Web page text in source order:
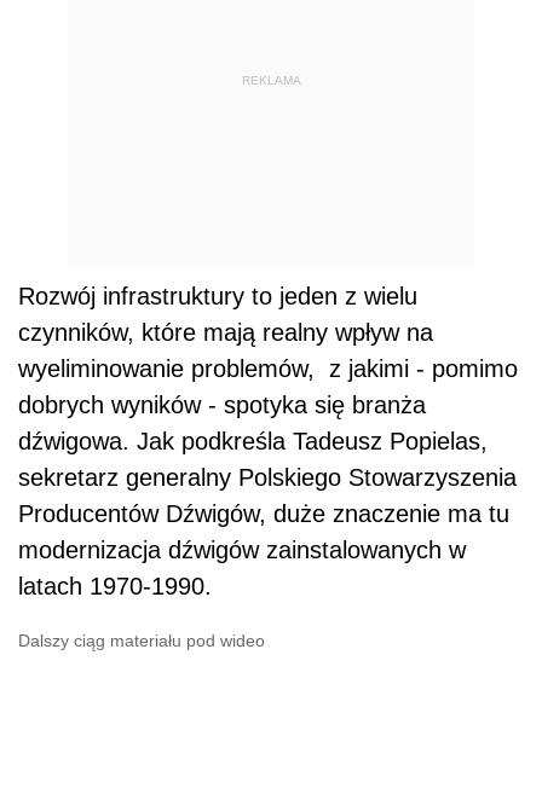
REKLAMA
Rozwój infrastruktury to jeden z wielu
czynników, które mają realny wpływ na
wyeliminowanie problemów, z jakimi - pomimo
dobrych wyników - spotyka się branża
dźwigowa. Jak podkreśla Tadeusz Popielas,
sekretarz generalny Polskiego Stowarzyszenia
Producentów Dźwigów, duże znaczenie ma tu
modernizacja dźwigów zainstalowanych w
latach 1970-1990.
Dalszy ciąg materiału pod wideo